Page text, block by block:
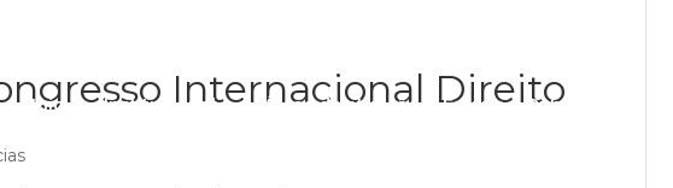
Início Institucional Áreas de atuação Equipe Publicações
Internacional Direito